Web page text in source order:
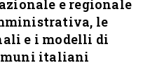
e regionale
le
e i modelli di
italiani